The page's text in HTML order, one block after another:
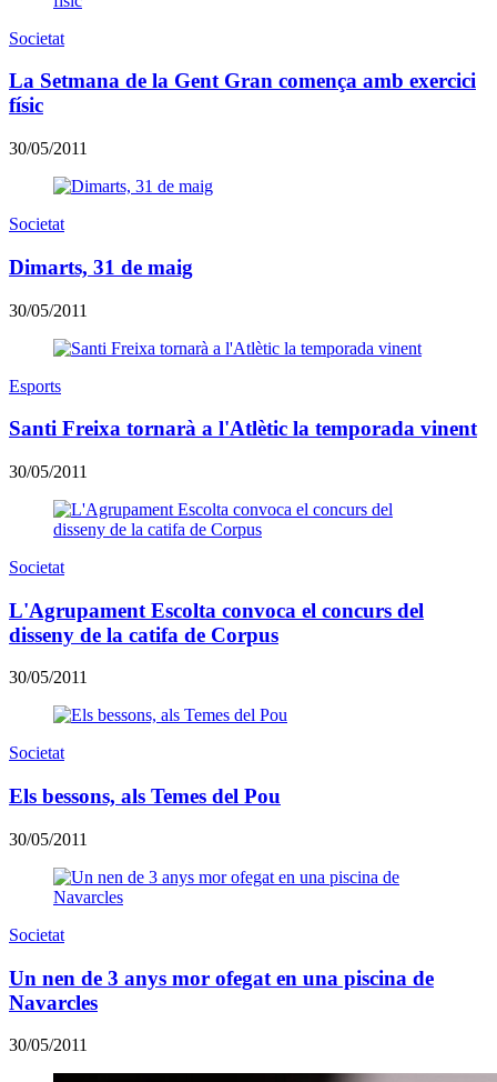
Societat
La Setmana de la Gent Gran comença amb exercici
físic
30/05/2011
Societat
Dimarts, 31 de maig
30/05/2011
Esports
Santi Freixa tornarà a l'Atlètic la temporada vinent
30/05/2011
Societat
L'Agrupament Escolta convoca el concurs del
disseny de la catifa de Corpus
30/05/2011
Societat
Els bessons, als Temes del Pou
30/05/2011
Societat
Un nen de 3 anys mor ofegat en una piscina de
Navarcles
30/05/2011